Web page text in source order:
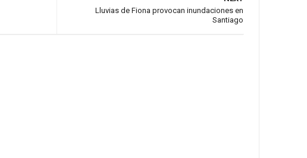
Lluvias de Fiona provocan inundaciones en
Santiago